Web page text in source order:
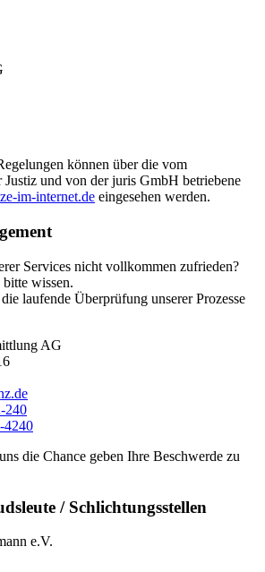
können über die vom
und von der juris GmbH betriebene
im-internet.de eingesehen werden.
Services nicht vollkommen zufrieden?
bitte wissen.
laufende Überprüfung unserer Prozesse
AG
240
4240
die Chance geben Ihre Beschwerde zu
/ Schlichtungsstellen
e.V.